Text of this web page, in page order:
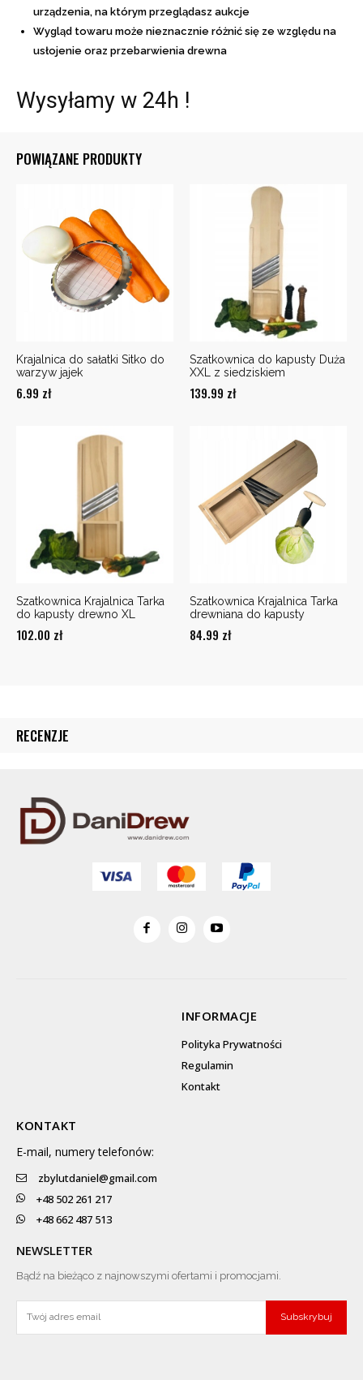
urządzenia, na którym przeglądasz aukcje
Wygląd towaru może nieznacznie różnić się ze względu na
usłojenie oraz przebarwienia drewna
Wysyłamy w 24h !
POWIĄZANE PRODUKTY
Krajalnica do sałatki Sitko do
warzyw jajek
6.99 zł
Szatkownica do kapusty Duża
XXL z siedziskiem
139.99 zł
Szatkownica Krajalnica Tarka
do kapusty drewno XL
102.00 zł
Szatkownica Krajalnica Tarka
drewniana do kapusty
84.99 zł
RECENZJE
INFORMACJE
Polityka Prywatności
Regulamin
Kontakt
KONTAKT
E-mail, numery telefonów:
zbylutdaniel@gmail.com
+48 502 261 217
+48 662 487 513
NEWSLETTER
Bądź na bieżąco z najnowszymi ofertami i promocjami.
Subskrybuj